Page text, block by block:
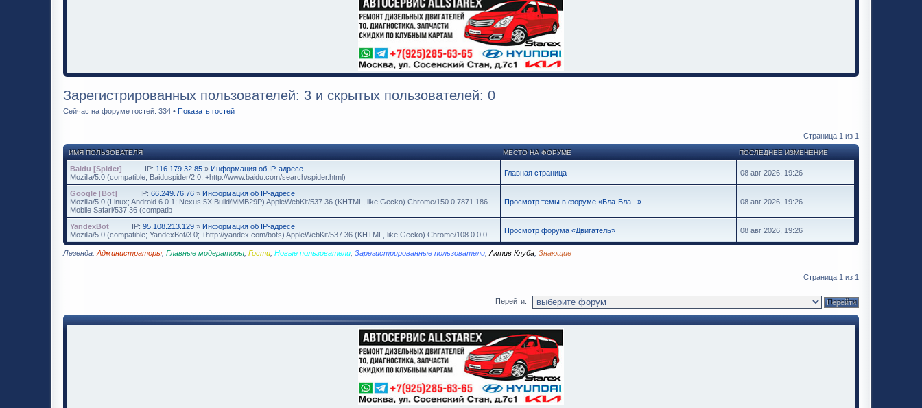
Зарегистрированных пользователей: 3 и скрытых пользователей: 0
Сейчас на форуме гостей: 334 • Показать гостей
Страница 1 из 1
ИМЯ ПОЛЬЗОВАТЕЛЯ МЕСТО НА ФОРУМЕ ПОСЛЕДНЕЕ ИЗМЕНЕНИЕ
Baidu [Spider] IP: 116.179.32.85 » Информация об IP-адресе
Mozilla/5.0 (compatible; Baiduspider/2.0; +http://www.baidu.com/search/spider.html)
Главная страница 08 авг 2026, 19:26
Google [Bot] IP: 66.249.76.76 » Информация об IP-адресе
Mozilla/5.0 (Linux; Android 6.0.1; Nexus 5X Build/MMB29P) AppleWebKit/537.36 (KHTML, like Gecko) Chrome/150.0.7871.186
Mobile Safari/537.36 (compatib
Просмотр темы в форуме «Бла-Бла...» 08 авг 2026, 19:26
YandexBot IP: 95.108.213.129 » Информация об IP-адресе
Mozilla/5.0 (compatible; YandexBot/3.0; +http://yandex.com/bots) AppleWebKit/537.36 (KHTML, like Gecko) Chrome/108.0.0.0
Просмотр форума «Двигатель» 08 авг 2026, 19:26
Легенда: Администраторы Главные модераторы Гости Новые пользователи Зарегистрированные пользователи Актив Клуба Знающие
Страница 1 из 1
Перейти: